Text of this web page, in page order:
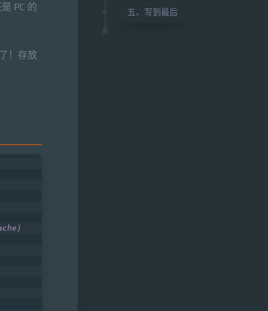
PC 的
！存放
五、写到最后